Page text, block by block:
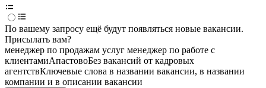
По вашему запросу ещё будут появляться новые вакансии.
Присылать вам?
менеджер по продажам услуг менеджер по работе с
клиентамиАпастовоБез вакансий от кадровых
агентствКлючевые слова в названии вакансии, в названии
компании и в описании вакансии